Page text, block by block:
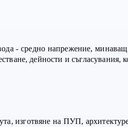
- средно напрежение,
дейности и съгласувания,
изготвяне на ПУП,